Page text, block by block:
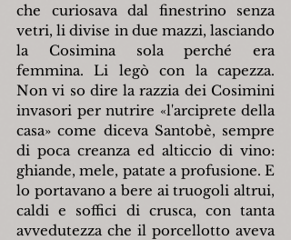
che curiosava dal finestrino senza
vetri, li divise in due mazzi, lasciando
la Cosimina sola perché era
femmina. Li legò con la capezza.
Non vi so dire la razzia dei Cosimini
invasori per nutrire «l'arciprete della
casa» come diceva Santobè, sempre
di poca creanza ed alticcio di vino:
ghiande, mele, patate a profusione. E
lo portavano a bere ai truogoli altrui,
caldi e soffici di crusca, con tanta
avvedutezza che il porcellotto aveva